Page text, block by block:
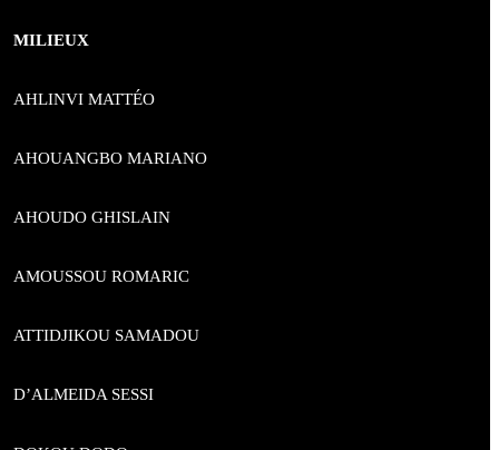
MILIEUX
AHLINVI MATTÉO
AHOUANGBO MARIANO
AHOUDO GHISLAIN
AMOUSSOU ROMARIC
ATTIDJIKOU SAMADOU
D’ALMEIDA SESSI